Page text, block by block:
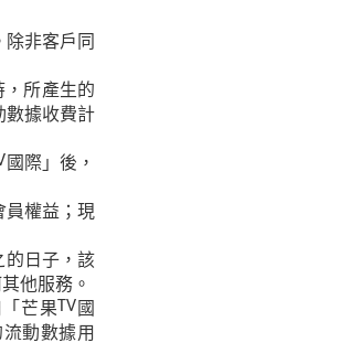
非客戶同
所產生的
據收費計
國際」後，
員權益；現
日子，該
他服務。
芒果 TV國
動數據用